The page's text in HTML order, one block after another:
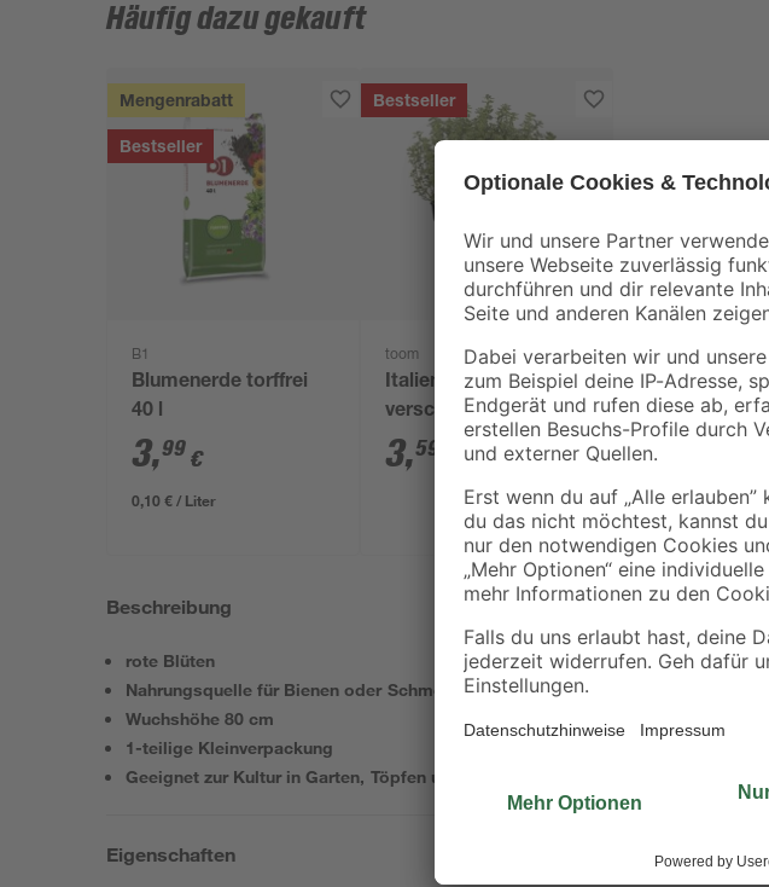
Häufig dazu gekauft
Mengenrabatt
Bestseller
B1
Blumenerde torffrei
40 l
3,99 €
0,10 € / Liter
Bestseller
toom
Italienische Kräuter
verschiedene Sorten
14 cm Topf
3,59
Beschreibung
rote Blüten
Nahrungsquelle für Bienen oder Schmetterlinge
Wuchshöhe 80 cm
1-teilige Kleinverpackung
Geeignet zur Kultur in Garten, Töpfen und Kästen
Eigenschaften